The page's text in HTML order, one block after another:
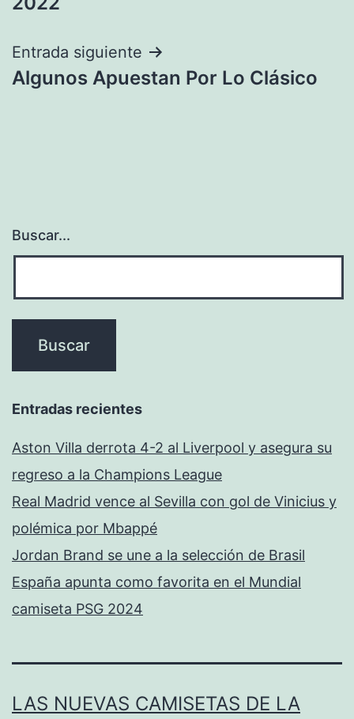
Entrada siguiente
Algunos Apuestan Por Lo Clásico
Buscar...
Entradas recientes
Aston Villa derrota 4-2 al Liverpool y asegura su
regreso a la Champions League
Real Madrid vence al Sevilla con gol de Vinicius y
polémica por Mbappé
Jordan Brand se une a la selección de Brasil
España apunta como favorita en el Mundial
camiseta PSG 2024
LAS NUEVAS CAMISETAS DE LA